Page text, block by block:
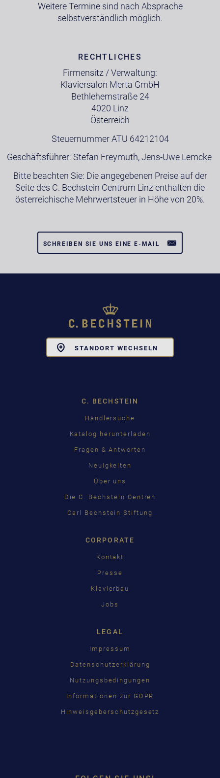
Weitere Termine sind nach Absprache
selbstverständlich möglich.
RECHTLICHES
Firmensitz / Verwaltung:
Klaviersalon Merta GmbH
Bethlehemstraße 24
4020 Linz
Österreich
Steuernummer ATU 64212104
Geschäftsführer: Stefan Freymuth, Jens-Uwe Lemcke
Bitte beachten Sie: Die angegebenen Preise auf der
Seite des C. Bechstein Centrum Linz enthalten die
österreichische Mehrwertsteuer in Höhe von 20%.
SCHREIBEN SIE UNS EINE E-MAIL
STANDORT WECHSELN
C. BECHSTEIN
Händlersuche
Katalog herunterladen
Fragen & Antworten
Neuigkeiten
Über uns
Die C. Bechstein Centren
Carl Bechstein Stiftung
CORPORATE
Kontakt
Presse
Klavierbau
Jobs
LEGAL
Impressum
Datenschutzerklärung
Nutzungsbedingungen
Informationen zur GDPR
Hinweisgeberschutzgesetz